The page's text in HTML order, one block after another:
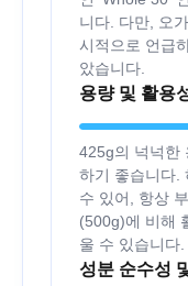
니다. 다만, 오
시적으로 언급
았습니다.
용량 및 활용
425g의 넉넉한
하기 좋습니다.
수 있어, 항상
(500g)에 비해
울 수 있습니다.
성분 순수성